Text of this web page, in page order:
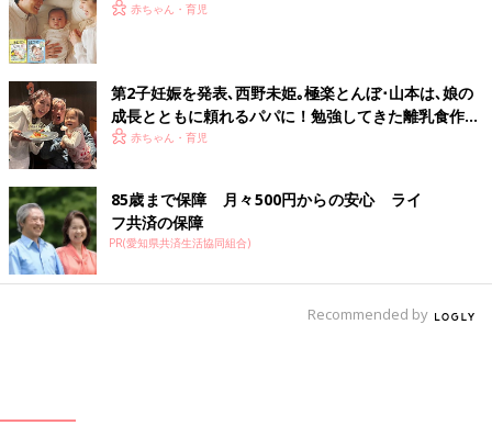
赤ちゃん・育児
第2子妊娠を発表､西野未姫｡極楽とんぼ･山本は､娘の
成長とともに頼れるパパに！勉強してきた離乳食作り
は､娘の食べむらに悪戦苦闘･･･
赤ちゃん・育児
85歳まで保障 月々500円からの安心 ライ
フ共済の保障
PR(愛知県共済生活協同組合)
Recommended by